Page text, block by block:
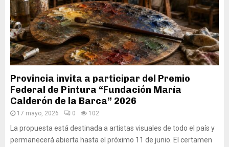
Provincia invita a participar del Premio
Federal de Pintura “Fundación María
Calderón de la Barca” 2026
17 mayo, 2026 0 102
La propuesta está destinada a artistas visuales de todo el país y
permanecerá abierta hasta el próximo 11 de junio. El certamen